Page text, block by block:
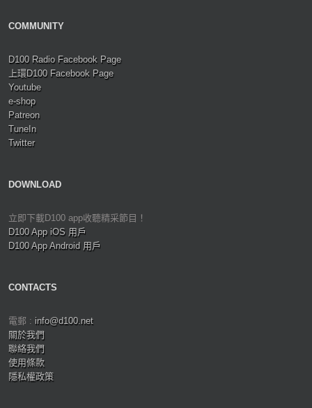
COMMUNITY
D100 Radio Facebook Page
上環D100 Facebook Page
Youtube
e-shop
Patreon
TuneIn
Twitter
DOWNLOAD
立即下載D100 app收聽精采節目！
D100 App iOS 用戶
D100 App Android 用戶
CONTACTS
電郵 : info@d100.net
關於我們
聯絡我們
使用條款
隱私權政策